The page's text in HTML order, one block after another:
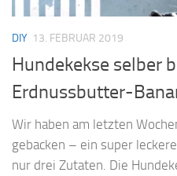
DIY 13. FEBRUAR 2019
Hundekekse selber
Erdnussbutter-
Wir haben am letzten
gebacken – ein super
nur drei Zutaten. Die